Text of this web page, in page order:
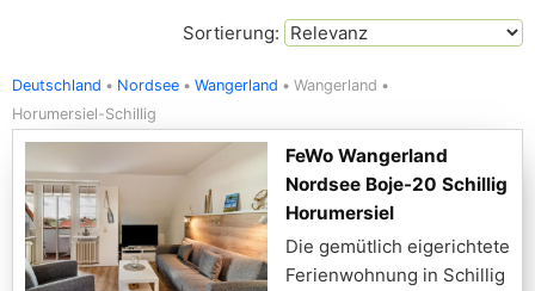
Sortierung:
Deutschland Nordsee Wangerland
Wangerland
Horumersiel-Schillig
FeWo Wangerland
Nordsee Boje-20 Schillig
Horumersiel
Die gemütlich eigerichtete
Ferienwohnung in Schillig